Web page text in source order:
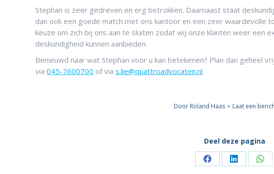
Stephan is zeer gedreven en erg betrokken. Daarnaast staat
dan ook een goede match met ons kantoor en een zeer waardevolle
keuze om zich bij ons aan te sluiten zodat wij onze klanten weer een
deskundigheid kunnen aanbieden.
Benieuwd naar wat Stephan voor u kan betekenen? Plan dan geheel
via 045-7600700 of via s.lie@quattroadvocaten.nl
Door Roland Haas Laat een
Deel deze pagina
Deel
Deel
Deel